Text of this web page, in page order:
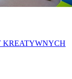
KREATYWNYCH